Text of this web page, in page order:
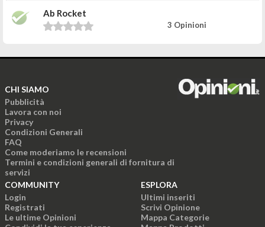
Ab Rocket
3 Opinioni
CHI SIAMO
Pubblicità
Lavora con noi
Privacy
Condizioni Generali
FAQ
Come moderiamo le recensioni
Termini e condizioni generali di fornitura di
servizi
COMMUNITY
Login
Registrati
Le ultime Opinioni
ESPLORA
Ultimi inseriti
Scrivi Opinione
Mappa Categorie